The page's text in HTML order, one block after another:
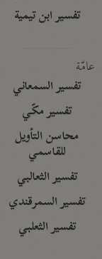
تفسير ابن تيمية
عامّة
تفسير السمعاني
تفسير مكّي
محاسن التأويل
للقاسمي
تفسير الثعالبي
تفسير السمرقندي
تفسير الثعلبي